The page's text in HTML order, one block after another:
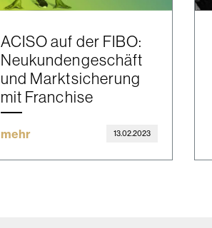
ACISO auf der FIBO:
Neukundengeschäft
und Marktsicherung
mit Franchise
mehr 13.02.2023